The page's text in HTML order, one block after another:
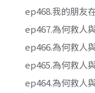
ep468.我的朋友
ep467.為何救人
ep466.為何救人
ep465.為何救人
ep464.為何救人